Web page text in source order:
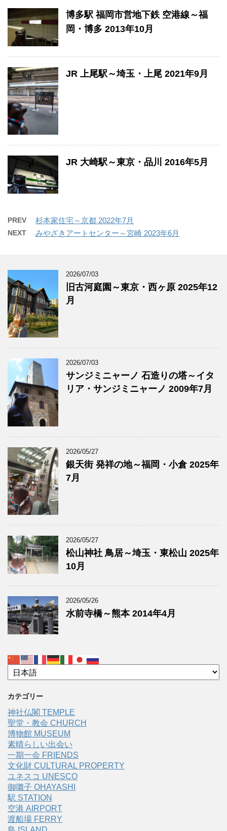
博多駅 福岡市営地下鉄 空港線～福
岡・博多 2013年10月
JR 上尾駅～埼玉・上尾 2021年9月
JR 大崎駅～東京・品川 2016年5月
PREV 杉本家住宅～京都 2022年7月
NEXT みやざきアートセンター～宮崎 2023年6月
2026/07/03
旧古河庭園～東京・西ヶ原 2025年12
月
2026/07/03
サンジミニャーノ 石造りの塔～イタ
リア・サンジミニャーノ 2009年7月
2026/05/27
銀天街 発祥の地～福岡・小倉 2025年
7月
2026/05/27
松山神社 鳥居～埼玉・東松山 2025年
10月
2026/05/26
水前寺橋～熊本 2014年4月
カテゴリー
神社仏閣 TEMPLE
聖堂・教会 CHURCH
博物館 MUSEUM
素晴らしい出会い
一期一会 FRIENDS
文化財 CULTURAL PROPERTY
ユネスコ UNESCO
御囃子 OHAYASHI
駅 STATION
空港 AIRPORT
渡船場 FERRY